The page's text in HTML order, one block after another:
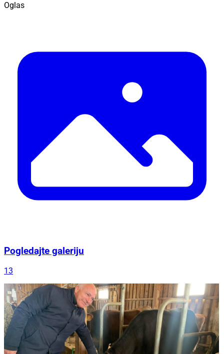
Oglas
Pogledajte galeriju
13